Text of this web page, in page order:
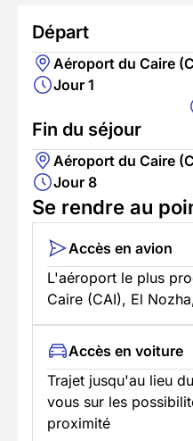
Départ
Aéroport du Caire
Jour 1
Fin du séjour
Aéroport du Caire
Jour 8
Se rendre au
Accès en avion
L'aéroport le plus
Caire (CAI), El
Accès en voiture
Trajet jusqu'au lieu
vous sur les
proximité